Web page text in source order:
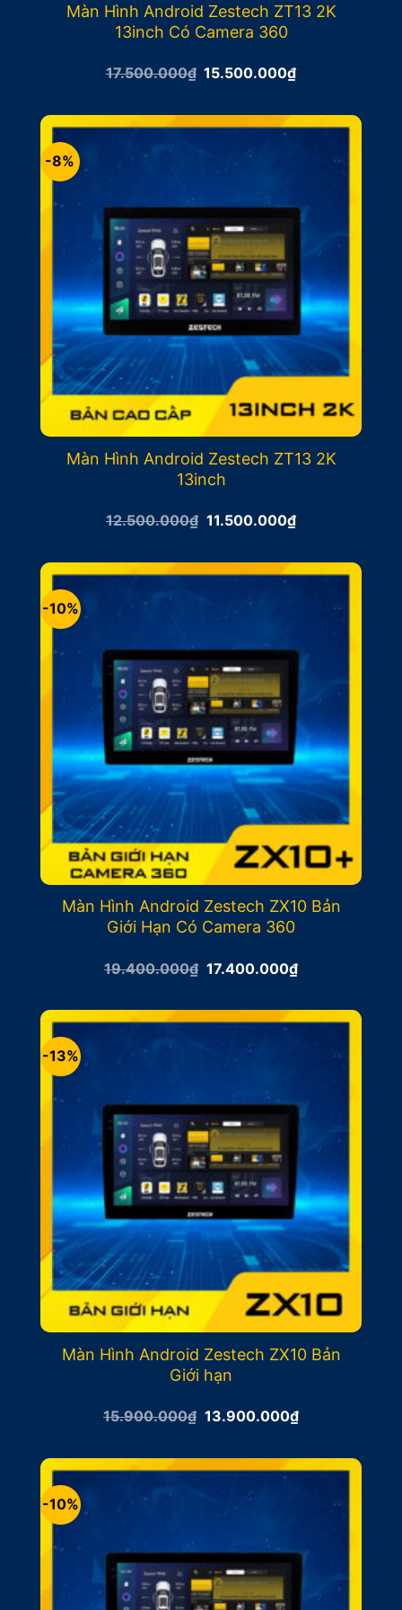
Màn Hình Android Zestech ZT13 2K
13inch Có Camera 360
17.500.000₫ Giá
17.500.000₫.
15.500.000₫Giá
là:
15.500.000₫.
-8%
Màn Hình Android Zestech ZT13 2K
13inch
12.500.000₫ Giá
12.500.000₫.
11.500.000₫Giá
hiện
là:
11.500.000₫.
-10%
Màn Hình Android Zestech ZX10 Bản
Giới Hạn Có Camera 360
19.400.000₫ Giá
19.400.000₫.
17.400.000₫Giá
hiện
là:
17.400.000₫.
-13%
Màn Hình Android Zestech ZX10 Bản
Giới hạn
15.900.000₫ Giá
15.900.000₫.
13.900.000₫Giá
hiện
là:
13.900.000₫.
-10%